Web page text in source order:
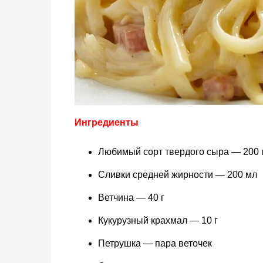
Ингредиенты
Любимый сорт твердого сыра — 200
Сливки средней жирности — 200 мл
Ветчина — 40 г
Кукурузный крахмал — 10 г
Петрушка — пара веточек